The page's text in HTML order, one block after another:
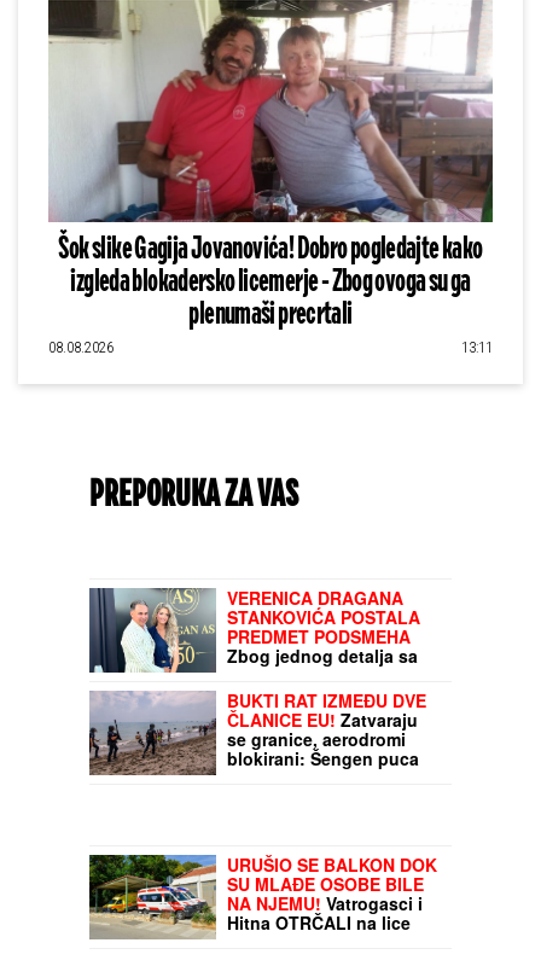
Šok slike Gagija Jovanovića! Dobro pogledajte kako
izgleda blokadersko licemerje - Zbog ovoga su ga
plenumaši precrtali
08.08.2026 13:11
PREPORUKA ZA VAS
VERENICA DRAGANA
STANKOVIĆA POSTALA
PREDMET PODSMEHA
Zbog jednog detalja sa